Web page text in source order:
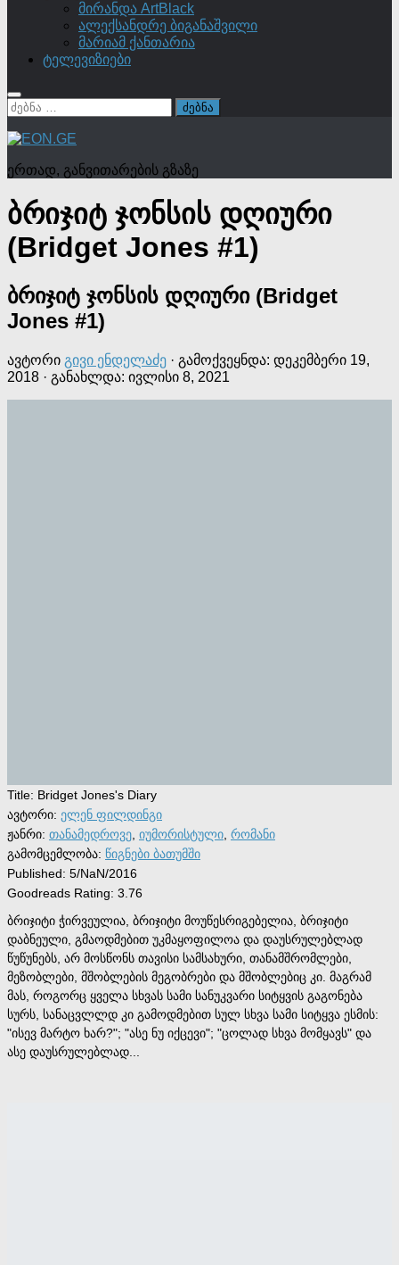
მირანდა ArtBlack
ალექსანდრე ბიგანაშვილი
მარიამ ქანთარია
ტელევიზიები
ძებნა:
ერთად, განვითარების გზაზე
ბრიჯიტ ჯონსის დღიური
(Bridget Jones #1)
ბრიჯიტ ჯონსის დღიური (Bridget
Jones #1)
ავტორი გივი ენდელაძე · გამოქვეყნდა: დეკემბერი 19,
2018 · განახლდა: ივლისი 8, 2021
Title: Bridget Jones's Diary
ავტორი: ელენ ფილდინგი
ჟანრი: თანამედროვე იუმორისტული რომანი
გამომცემლობა: წიგნები ბათუმში
Published: 5/NaN/2016
Goodreads Rating: 3.76
ბრიჯიტი ჭირვეულია, ბრიჯიტი მოუწესრიგებელია, ბრიჯიტი
დაბნეული, გმაოდმებით უკმაყოფილოა და დაუსრულებლად
წუწუნებს, არ მოსწონს თავისი სამსახური, თანამშრომლები,
მეზობლები, მშობლების მეგობრები და მშობლებიც კი. მაგრამ
მას, როგორც ყველა სხვას სამი სანუკვარი სიტყვის გაგონება
სურს, სანაცვლლდ კი გამოდმებით სულ სხვა სამი სიტყვა ესმის:
"ისევ მარტო ხარ?"; "ასე ნუ იქცევი"; "ცოლად სხვა მომყავს" და
ასე დაუსრულებლად...